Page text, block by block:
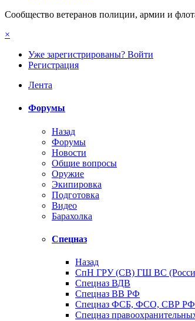
Сообщество ветеранов полиции, армии и
×
Уже зарегистрированы? Войти
Регистрация
Лента
Форумы
Назад
Форумы
Новости
Общие вопросы
Оружие
Экипировка
Подготовка
Видео
Барахолка
Спецназ
Назад
СпН ГРУ (СВ) ГШ ВС
Спецназ ВДВ
Спецназ ВВ РФ
Спецназ ФСБ, ФСО, СВР
Спецназ